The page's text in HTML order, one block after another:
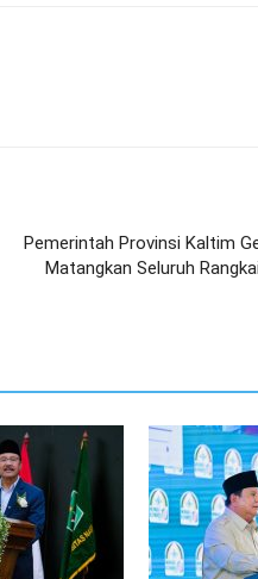
Pemerintah Provinsi Kaltim
Matangkan Seluruh